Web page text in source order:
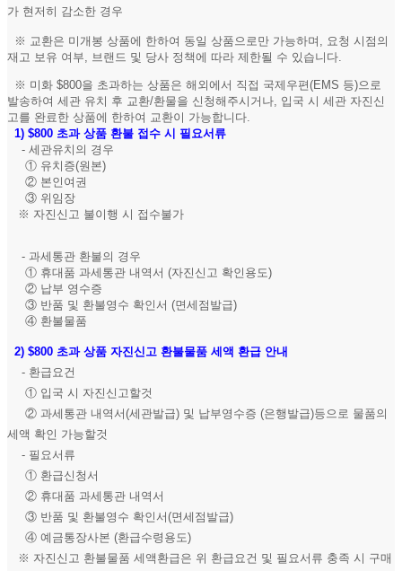
가 현저히 감소한 경우
※ 교환은 미개봉 상품에 한하여 동일 상품으로만 가능하며, 요청 시점의
재고 보유 여부, 브랜드 및 당사 정책에 따라 제한될 수 있습니다.
※ 미화 $800을 초과하는 상품은 해외에서 직접 국제우편(EMS 등)으로
발송하여 세관 유치 후 교환/환물을 신청해주시거나, 입국 시 세관 자진신
고를 완료한 상품에 한하여 교환이 가능합니다.
1) $800 초과 상품 환불 접수 시 필요서류
- 세관유치의 경우
① 유치증(원본)
② 본인여권
③ 위임장
※ 자진신고 불이행 시 접수불가
- 과세통관 환불의 경우
① 휴대품 과세통관 내역서 (자진신고 확인용도)
② 납부 영수증
③ 반품 및 환불영수 확인서 (면세점발급)
④ 환불물품
2) $800 초과 상품 자진신고 환불물품 세액 환급 안내
- 환급요건
① 입국 시 자진신고할것
② 과세통관 내역서(세관발급) 및 납부영수증 (은행발급)등으로 물품의
세액 확인 가능할것
- 필요서류
① 환급신청서
② 휴대품 과세통관 내역서
③ 반품 및 환불영수 확인서(면세점발급)
④ 예금통장사본 (환급수령용도)
※ 자진신고 환불물품 세액환급은 위 환급요건 및 필요서류 충족 시 구매